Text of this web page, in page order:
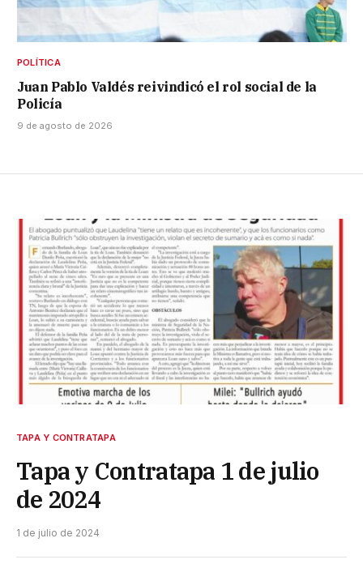
POLÍTICA
Juan Pablo Valdés reivindicó el rol social de la
Policía
9 de agosto de 2026
TAPA Y CONTRATAPA
Tapa y Contratapa 1 de julio
de 2024
1 de julio de 2024